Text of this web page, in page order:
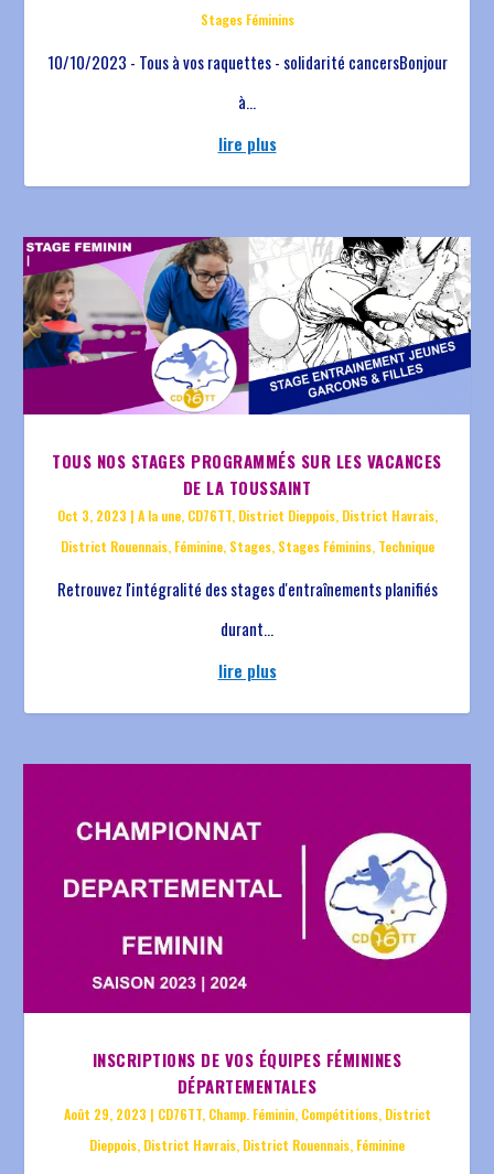
Stages Féminins
10/10/2023 - Tous à vos raquettes - solidarité cancersBonjour
à...
lire plus
TOUS NOS STAGES PROGRAMMÉS SUR LES VACANCES
DE LA TOUSSAINT
Oct 3, 2023 | A la une, CD76TT, District Dieppois, District Havrais,
District Rouennais, Féminine, Stages, Stages Féminins, Technique
Retrouvez l'intégralité des stages d'entraînements planifiés
durant...
lire plus
INSCRIPTIONS DE VOS ÉQUIPES FÉMININES
DÉPARTEMENTALES
Août 29, 2023 | CD76TT, Champ. Féminin, Compétitions, District
Dieppois, District Havrais, District Rouennais, Féminine